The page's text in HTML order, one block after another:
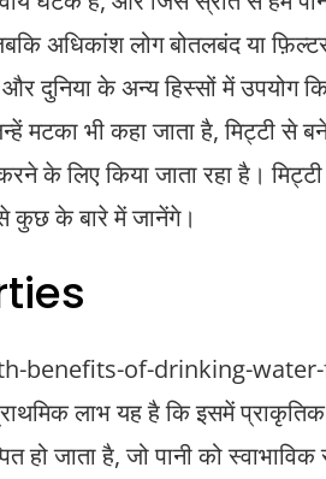
अधिकांश लोग बोतलबंद या
दुनिया के अन्य हिस्सों में उपयोग
मटका भी कहा जाता है, मिट्टी से
के लिए किया जाता रहा है।
कुछ के बारे में जानेंगे।
benefits-of-drinking-
लाभ यह है कि इसमें
हो जाता है, जो पानी को